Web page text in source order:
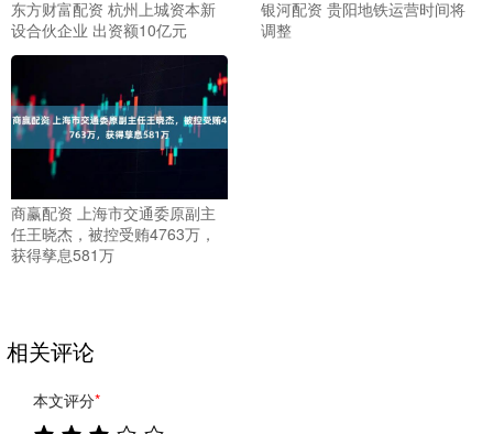
东方财富配资 杭州上城资本新
设合伙企业 出资额10亿元
银河配资 贵阳地铁运营时间将
调整
商赢配资 上海市交通委原副主
任王晓杰，被控受贿4763万，
获得孳息581万
相关评论
本文评分*